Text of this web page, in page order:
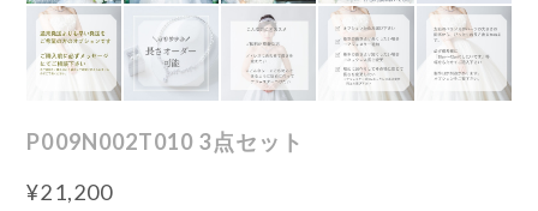
P009N002T010 3点セット
¥21,200